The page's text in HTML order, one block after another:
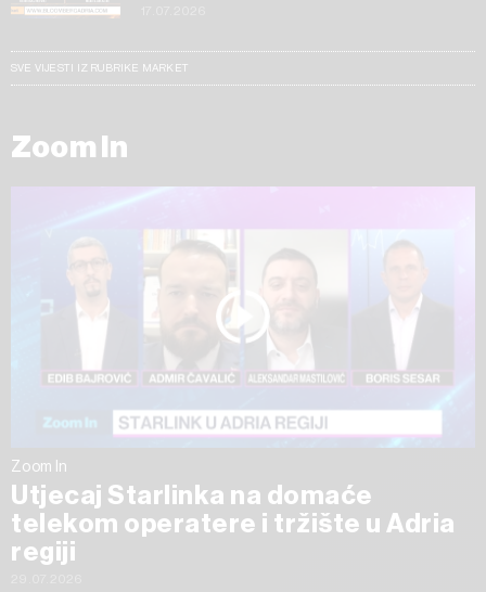
SVE VIJESTI IZ RUBRIKE MARKET
Zoom In
Zoom In
Utjecaj Starlinka na domaće
telekom operatere i tržište u Adria
regiji